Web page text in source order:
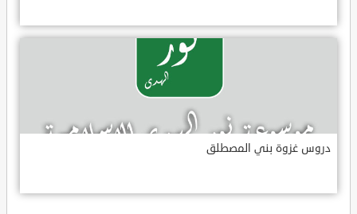
دروس غزوة بني المصطلق